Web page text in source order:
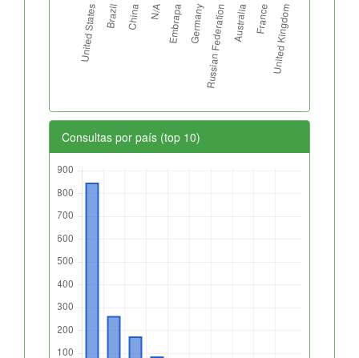
Consultas por país (top 10)